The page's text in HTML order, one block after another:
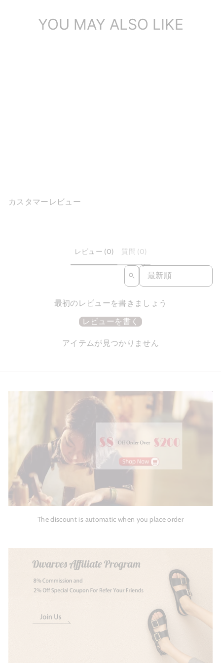
YOU MAY ALSO LIKE
カスタマーレビュー
レビュー (0) 質問 (0)
SORT REVIEWS BY
最初のレビューを書きましょう
レビューを書く
アイテムが見つかりません
The discount is automatic when you place order